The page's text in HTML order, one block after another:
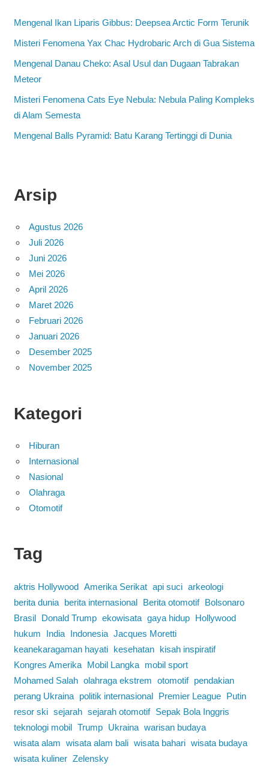
Mengenal Ikan Liparis Gibbus: Deepsea Arctic Form Terunik
Misteri Fenomena Yax Chac Hydrobaric Arch di Gua Sistema
Mengenal Danau Cheko: Asal Usul dan Dugaan Tabrakan
Meteor
Misteri Fenomena Cats Eye Nebula: Nebula Paling Kompleks
di Alam Semesta
Mengenal Balls Pyramid: Batu Karang Tertinggi di Dunia
Arsip
Agustus 2026
Juli 2026
Juni 2026
Mei 2026
April 2026
Maret 2026
Februari 2026
Januari 2026
Desember 2025
November 2025
Kategori
Hiburan
Internasional
Nasional
Olahraga
Otomotif
Tag
aktris Hollywood Amerika Serikat api suci arkeologi
berita dunia
berita internasional Berita otomotif
Bolsonaro
Brasil
Donald Trump ekowisata gaya hidup
Hollywood
hukum
India Indonesia Jacques Moretti
keanekaragaman hayati
kesehatan
kisah inspiratif
Kongres Amerika
Mobil Langka
mobil sport
Mohamed Salah olahraga ekstrem otomotif
pendakian
perang Ukraina
politik internasional Premier League
Putin
resor ski sejarah sejarah otomotif
Sepak Bola Inggris
teknologi mobil Trump Ukraina warisan budaya
wisata alam wisata alam bali wisata bahari wisata budaya
wisata kuliner Zelensky